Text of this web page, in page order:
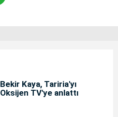
Bekir Kaya, Tariria'yı
Oksijen TV'ye anlattı